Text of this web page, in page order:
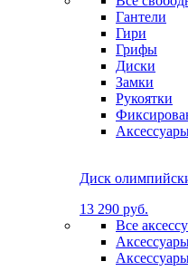
Гантели
Гири
Грифы
Диски
Замки
Рукоятки
Диск
13 290 руб.
Все